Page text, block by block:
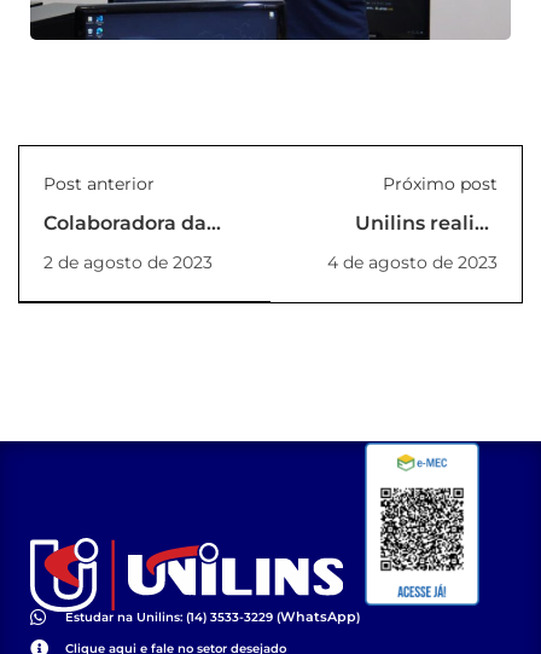
Post anterior
Colaboradora da
homenageada no
evento Julho das
2 de agosto de 2023
Próximo post
Unilins realiza
Reitoria, Docentes e
Coordenadores
4 de agosto de 2023
Estudar na Unilins: (14) 3533-3229 (WhatsApp)
Clique aqui e fale no setor desejado